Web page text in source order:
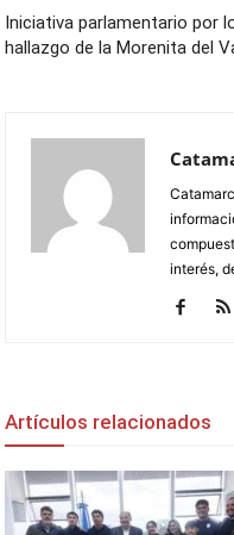
Iniciativa parlamentario por
hallazgo de la Morenita del
interés,
Artículos relacionados